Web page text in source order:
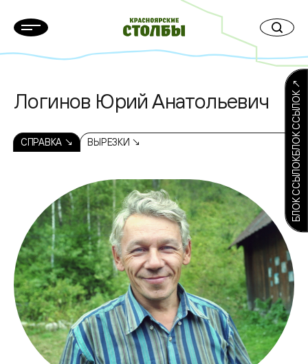
Логинов Юрий Анатольевич
СПРАВКА ↘ ВЫРЕЗКИ ↘ БЛОК ССЫЛОКБЛОК ССЫЛОК ↗